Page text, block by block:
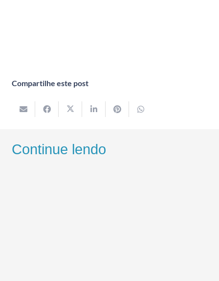
Compartilhe este post
Continue lendo